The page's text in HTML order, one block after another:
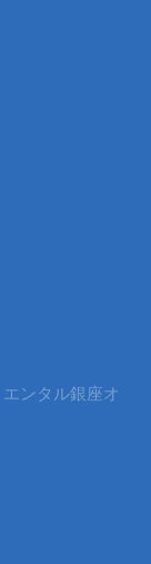
ンタル銀座オ